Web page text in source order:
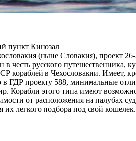
пункт Кинозал
(ныне Словакия), проект
честь русского
кораблей в Чехословакии. Имеет,
ГДР проекту 588, минимальные
Корабли этого типа имеют
от расположения на палубах
легкого подбора под свой кошелек.